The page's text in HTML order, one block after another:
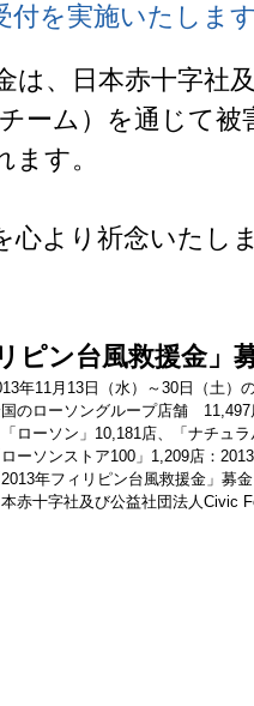
付を実施いたしま
は、日本赤十字社
ーム）を通じて
す。
心より祈念いたし
ピン台風救援金」
年11月13日（水）～30日（土）
のローソングループ店舗 11,497
「ローソン」10,181店、「ナチュ
ローソンストア100」1,209店：
2013年フィリピン台風救援金」募金
本赤十字社及び公益社団法人Civic